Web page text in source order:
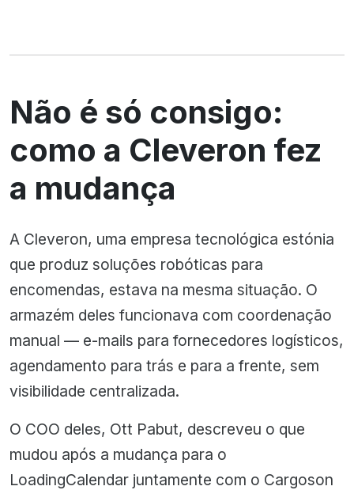
Não é só consigo:
como a Cleveron fez
a mudança
A Cleveron, uma empresa tecnológica estónia
que produz soluções robóticas para
encomendas, estava na mesma situação. O
armazém deles funcionava com coordenação
manual — e-mails para fornecedores logísticos,
agendamento para trás e para a frente, sem
visibilidade centralizada.
O COO deles, Ott Pabut, descreveu o que
mudou após a mudança para o
LoadingCalendar juntamente com o Cargoson